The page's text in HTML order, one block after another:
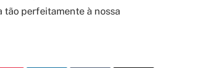
tão perfeitamente à nossa